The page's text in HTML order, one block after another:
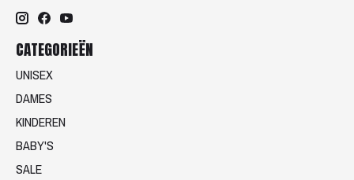
CATEGORIEËN
UNISEX
DAMES
KINDEREN
BABY'S
SALE